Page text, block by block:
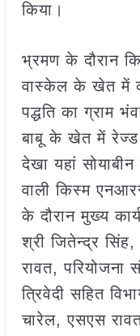
किया।
भ्रमण के दौरान
वास्केल के खेत में
पद्धति का ग्राम
बाबू के खेत में रेज्ड
देखा यहां
वाली किस्म
के दौरान मुख्य
श्री जितेन्द्र
रावत, परियोजना
त्रिवेदी सहित
चारेल, एसएस